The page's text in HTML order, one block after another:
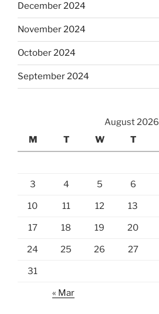
December 2024
November 2024
October 2024
September 2024
August 2026
M
T W T
3 4 5 6
10 11 12 13
17 18 19 20
24 25 26 27
31
« Mar